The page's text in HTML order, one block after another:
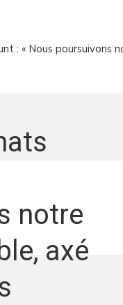
: « Nous
notre
axé